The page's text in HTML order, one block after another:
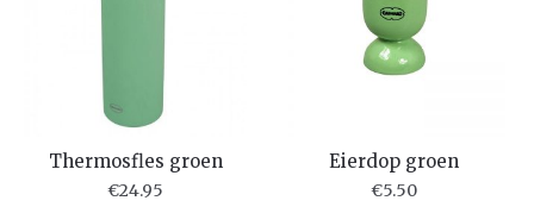
Thermosfles groen
€24.95
Eierdop groen
€5.50